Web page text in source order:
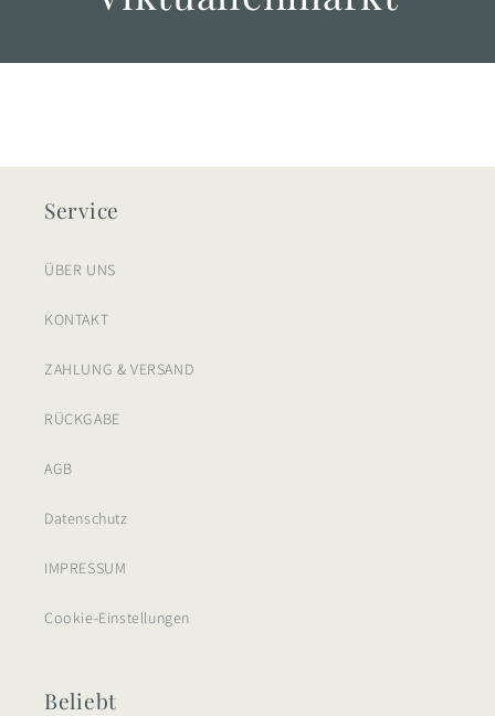
Service
ÜBER UNS
KONTAKT
ZAHLUNG & VERSAND
RÜCKGABE
AGB
Datenschutz
IMPRESSUM
Cookie-Einstellungen
Beliebt